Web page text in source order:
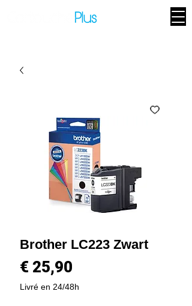
Brother LC223 Zwart
€ 25,90
Livré en 24/48h